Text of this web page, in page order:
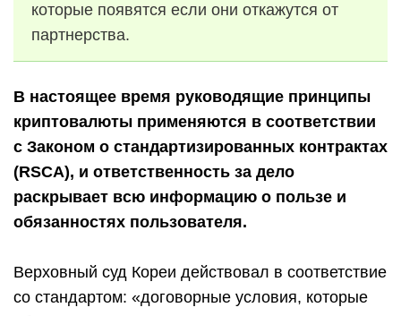
которые появятся если они откажутся от
партнерства.
В настоящее время руководящие принципы
криптовалюты применяются в соответствии
с Законом о стандартизированных контрактах
(RSCA), и ответственность за дело
раскрывает всю информацию о пользе и
обязанностях пользователя.
Верховный суд Кореи действовал в соответствие
со стандартом: «договорные условия, которые